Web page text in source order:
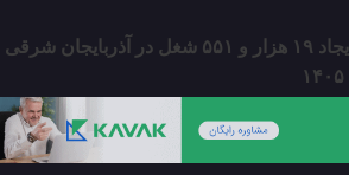
پیش‌بینی ایجاد ۱۹ هزار و ۵۵۱ شغل در آذربایجان شرقی